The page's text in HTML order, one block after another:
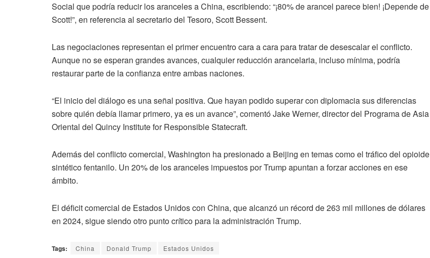
Social quepodría reducirlosarancelesaChina, escribiendo: “¡80%dearancel parecebien! ¡Dependede
Scott!”, en referenciaal secretariodel Tesoro, Scott Bessent.
Las negociaciones representan el primerencuentrocaraacaraparatratardedesescalarel conflicto.
Aunque noseesperan grandesavances, cualquierreducción arancelaria, incluso mínima, podría
restaurarpartede laconfianzaentreambas naciones.
“El iniciodel diálogoes unaseñal positiva. Que hayan podidosuperarcon diplomaciasusdiferencias
sobrequién debía llamarprimero, yaes un avance”, comentóJakeWerner, directordel ProgramadeAsia
Oriental del Quincy InstituteforResponsibleStatecraft.
Ademásdel conflictocomercial, Washington hapresionadoa Beijing en temascomoel tráficodel opioide
sintéticofentanilo. Un 20%de losaranceles impuestosporTrumpapuntan aforzaraccionesen ese
ámbito.
El déficitcomercial de Estados Unidoscon China, quealcanzó un récord de263 mil millonesdedólares
en 2024, siguesiendootropuntocríticopara laadministración Trump.
Tags: China Donald Trump Estados Unidos